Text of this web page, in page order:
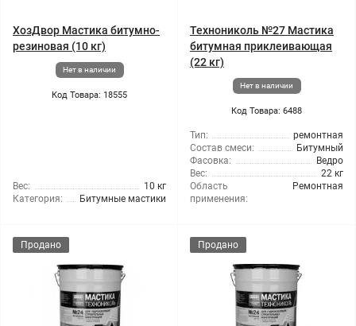
ХозДвор Мастика битумно-
резиновая (10 кг)
Нет в наличии
Код Товара: 18555
Вес:
10 кг
Категория:
Битумные мастики
Технониколь №27 Мастика
битумная приклеивающая
(22 кг)
Нет в наличии
Код Товара: 6488
Тип:
ремонтная
Состав смеси:
Битумный
Фасовка:
Ведро
Вес:
22 кг
Область
применения:
Ремонтная
Продано Продано